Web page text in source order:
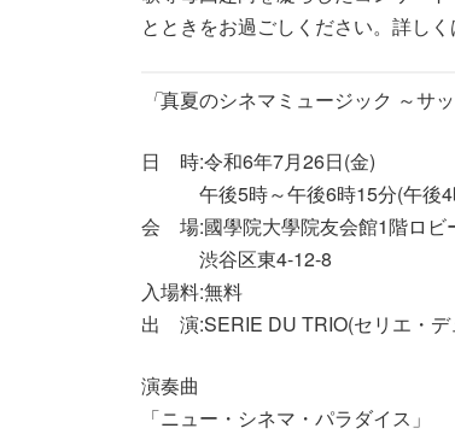
とときをお過ごしください。詳しく
「真夏のシネマミュージック ～サ
日 時:令和6年7月26日(金)
午後5時～午後6時15分(午後4
会 場:國學院大學院友会館1階ロビ
渋谷区東4-12-8
入場料:無料
出 演:SERIE DU TRIO(セリエ・
演奏曲
「ニュー・シネマ・パラダイス」